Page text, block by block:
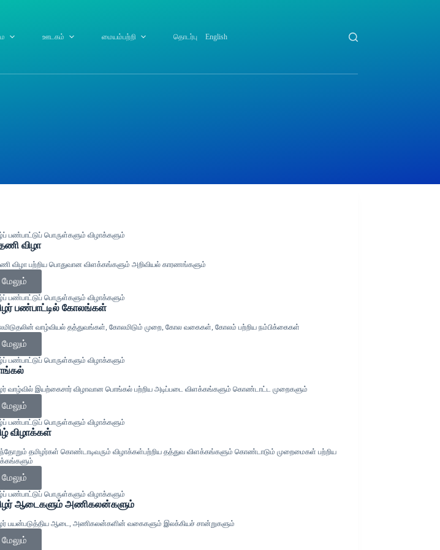
ஊடகம் மையம்பற்றி தொடர்பு English
பண்பாட்டுப் பொருள்களும் விழாக்களும்
விழா
விழா பற்றிய பொதுவான விளக்கங்களும் அறிவியல் காரணங்களும்
மேலும்
பண்பாட்டுப் பொருள்களும் விழாக்களும்
பண்பாட்டில் கோலங்கள்
வாழ்வியல் தத்துவங்கள், கோலமிடும் முறை, கோல வகைகள், கோலம் பற்றிய நம்பிக்கைகள்
மேலும்
பண்பாட்டுப் பொருள்களும் விழாக்களும்
வாழ்வில் இயற்கைசார் விழாவான பொங்கல் பற்றிய அடிப்படை விளக்கங்களும் கொண்டாட்ட முறைகளும்
மேலும்
பண்பாட்டுப் பொருள்களும் விழாக்களும்
விழாக்கள்
தமிழர்கள் கொண்டாடிவரும் விழாக்கள்பற்றிய தத்துவ விளக்கங்களும் கொண்டாடும் முறைமைகள் பற்றிய
மேலும்
பண்பாட்டுப் பொருள்களும் விழாக்களும்
ஆடைகளும் அணிகலன்களும்
பயன்படுத்திய ஆடை, அணிகலன்களின் வகைகளும் இலக்கியச் சான்றுகளும்
மேலும்